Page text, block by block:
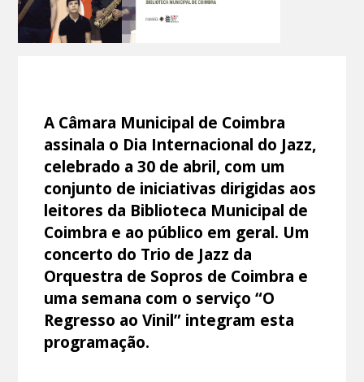
A Câmara Municipal de Coimbra
assinala o Dia Internacional do Jazz,
celebrado a 30 de abril, com um
conjunto de iniciativas dirigidas aos
leitores da Biblioteca Municipal de
Coimbra e ao público em geral. Um
concerto do Trio de Jazz da
Orquestra de Sopros de Coimbra e
uma semana com o serviço “O
Regresso ao Vinil” integram esta
programação.